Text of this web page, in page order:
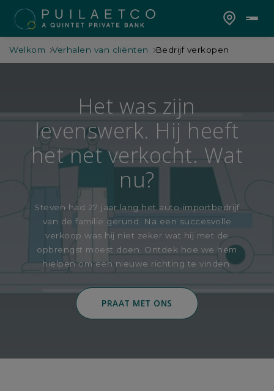
Welkom Verhalen van cliënten Bedrijf verkopen
Het was zijn
levenswerk. Hij heeft
het net verkocht. Wat
nu?
Steven had 27 jaar lang het auto-importbedrijf
van de familie gerund. Na een succesvolle
verkoop was hij niet zeker wat hij met de
opbrengst moest doen. Ontdek hoe we hem
hielpen om een nieuwe richting te vinden.
PRAAT MET ONS